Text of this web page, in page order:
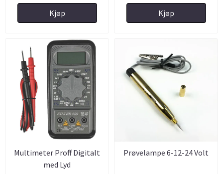
Kjøp Kjøp
Multimeter Proff Digitalt
med Lyd
Prøvelampe 6-12-24 Volt